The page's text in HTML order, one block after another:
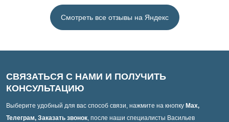
Смотреть все отзывы на Яндекс
СВЯЗАТЬСЯ С НАМИ И ПОЛУЧИТЬ
КОНСУЛЬТАЦИЮ
Выберите удобный для вас способ связи, нажмите на кнопку Max,
Телеграм, Заказать звонок, после наши специалисты Васильев